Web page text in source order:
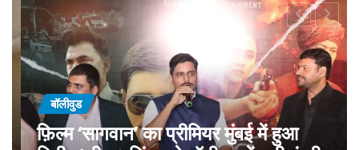
बॉलीवुड
गोवा मुख्यमंत्री डॉ. प्रमोद सावंत का ‘गोदान’
को बड़ा समर्थन; पोस्टर विमोचन कर मथुरा से